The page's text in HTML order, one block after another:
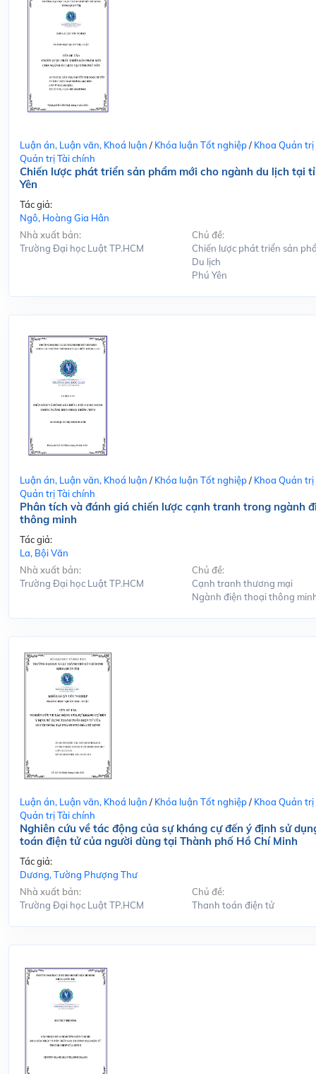
Luận án, Luận văn, Khoá luận / Khóa luận Tốt nghiệp/ Khoa Quản trị
Quản trị Tài chính
Chiến lược phát triển sản phẩm mới cho ngành du lịch tại
Yên
Tác giả:
Ngô, Hoàng Gia Hân
Nhà xuất bản:
Trường Đại học Luật TP.HCM
Chủ đề:
Chiến lược phát triển sản
Du lịch
Phú Yên
Luận án, Luận văn, Khoá luận / Khóa luận Tốt nghiệp/ Khoa Quản trị
Quản trị Tài chính
Phân tích và đánh giá chiến lược cạnh tranh trong ngành
thông minh
Tác giả:
La, Bội Văn
Nhà xuất bản:
Trường Đại học Luật TP.HCM
Chủ đề:
Cạnh tranh thương mại
Ngành điện thoại thông
Luận án, Luận văn, Khoá luận / Khóa luận Tốt nghiệp/ Khoa Quản trị
Quản trị Tài chính
Nghiên cứu về tác động của sự kháng cự đến ý định sử
toán điện tử của người dùng tại Thành phố Hồ Chí Minh
Tác giả:
Dương, Tường Phượng Thư
Nhà xuất bản:
Trường Đại học Luật TP.HCM
Chủ đề:
Thanh toán điện tử